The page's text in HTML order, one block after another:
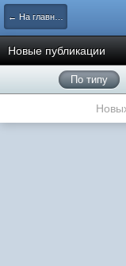
← На главную
Новые публикации
По типу